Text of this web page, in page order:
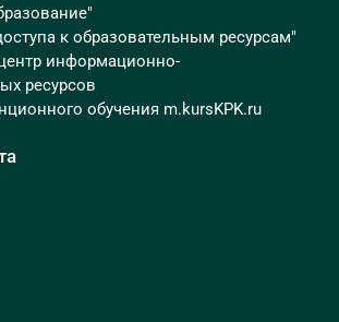
к образовательным ресурсам"
информационно-
ресурсов
обучения m.kursKPK.ru